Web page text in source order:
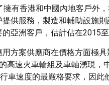
有香港和中國內地客戶外
供服務，製造和輔助設施
亞洲客戶，估計佔在2015至
方案供應商在價格方面極
高速火車輪組及車軸湧現
車速度的最嚴格要求，因